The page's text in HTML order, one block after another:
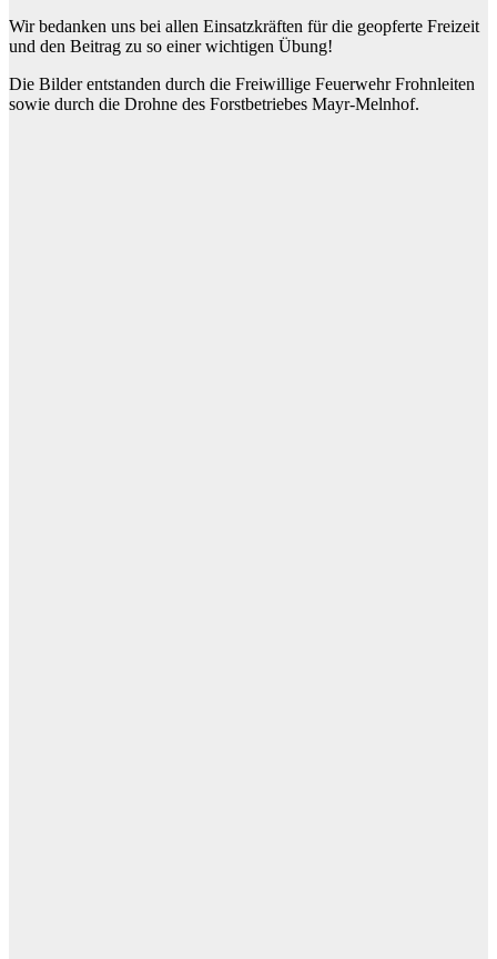
Wir bedanken uns bei allen Einsatzkräften für die geopferte Freizeit
und den Beitrag zu so einer wichtigen Übung!
Die Bilder entstanden durch die Freiwillige Feuerwehr Frohnleiten
sowie durch die Drohne des Forstbetriebes Mayr-Melnhof.